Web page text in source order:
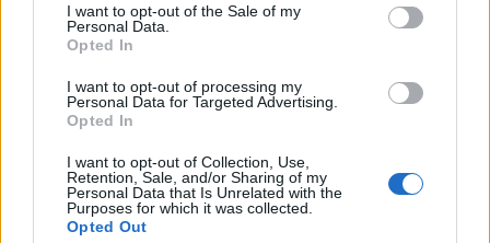
I want to opt-out of the Sale of my
Personal Data.
Opted In
I want to opt-out of processing my
Personal Data for Targeted Advertising.
Opted In
I want to opt-out of Collection, Use,
Retention, Sale, and/or Sharing of my
Personal Data that Is Unrelated with the
Purposes for which it was collected.
Opted Out